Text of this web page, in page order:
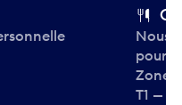
Nous
pour
Zone.
T1 —